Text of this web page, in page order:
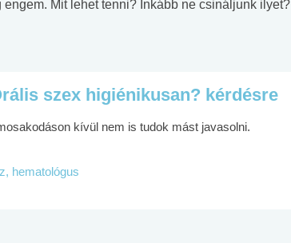
Mit lehet tenni? Inkább ne csináljunk ilyet?
szex higiénikusan? kérdésre
kívül nem is tudok mást javasolni.
hematológus